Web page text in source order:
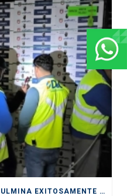
D&C DIVISIÓN DEPÓSITOS CULMINA EXITOSAMENTE SERVICIOS PRESTADOS DURANTE CICLO DE EXPORTACIÓN DE CEREZAS